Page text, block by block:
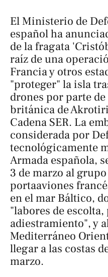
El Ministerio de
español ha
de la fragata
raíz de una
Francia y otros
"proteger" la isla
drones por parte
británica de
Cadena SER. La
considerada por
tecnológicamente
Armada española,
3 de marzo al
portaaviones
en el mar Báltico,
"labores de
adiestramiento", y
Mediterráneo
llegar a las costas
marzo.